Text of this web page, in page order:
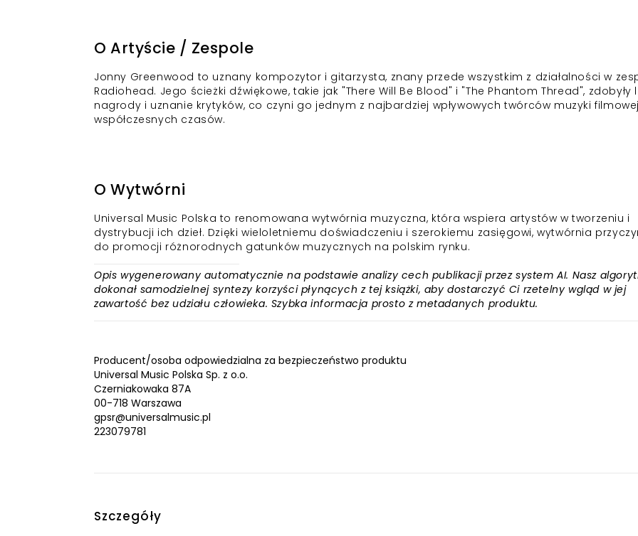
O Artyście / Zespole
Jonny Greenwood to uznany kompozytor i gitarzysta, znany przede wszystkim z działalności w
Radiohead. Jego ścieżki dźwiękowe, takie jak "There Will Be Blood" i "The Phantom Thread", zdobyły
nagrody i uznanie krytyków, co czyni go jednym z najbardziej wpływowych twórców muzyki
współczesnych czasów.
O Wytwórni
Universal Music Polska to renomowana wytwórnia muzyczna, która wspiera artystów w tworzeniu i
dystrybucji ich dzieł. Dzięki wieloletniemu doświadczeniu i szerokiemu zasięgowi, wytwórnia
do promocji różnorodnych gatunków muzycznych na polskim rynku.
Opis wygenerowany automatycznie na podstawie analizy cech publikacji przez system AI. Nasz
dokonał samodzielnej syntezy korzyści płynących z tej książki, aby dostarczyć Ci rzetelny wgląd w jej
zawartość bez udziału człowieka. Szybka informacja prosto z metadanych produktu.
Producent/osoba odpowiedzialna za bezpieczeństwo produktu
Universal Music Polska Sp. z o.o.
Czerniakowaka 87A
00-718 Warszawa
gpsr@universalmusic.pl
223079781
Szczegóły